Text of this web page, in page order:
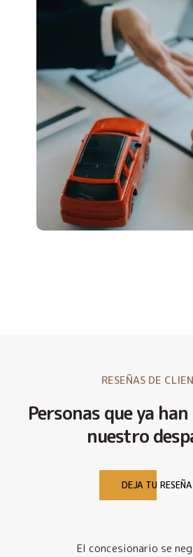
RESEÑAS DE
Personas que ya
nuestro
DEJA TU RESEÑA
El concesionario se